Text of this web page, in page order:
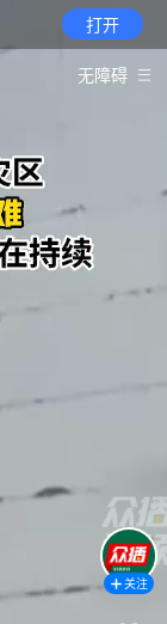
打开
无障碍
关注